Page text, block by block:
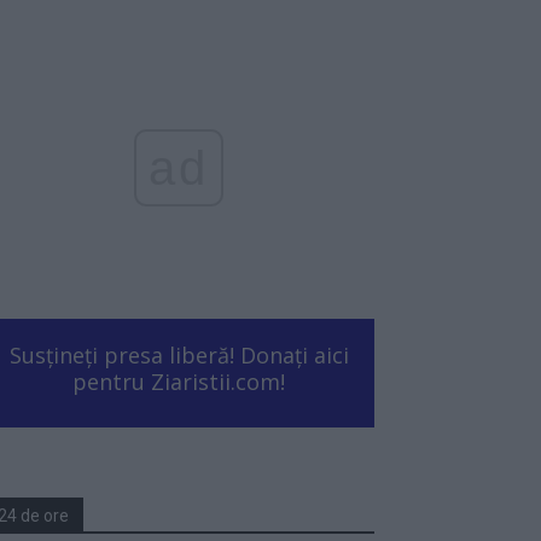
Susțineți presa liberă! Donați aici
pentru Ziaristii.com!
24 de ore